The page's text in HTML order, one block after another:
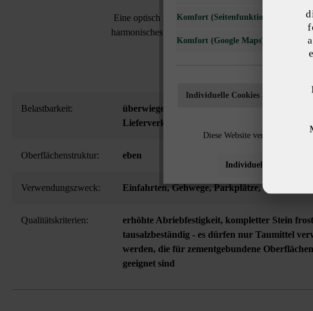
Eine optisch zurückhaltende Flächenbefestigung
harmonisches geometrisches Muster auf Einfahrten
passt
Belastbarkeit:
überwiegend Pkw-Nutzung mit gelegentlichem
Lieferverkehr bis 7,5 t
Oberflächenstruktur: eben
Verwendungszweck: Einfahrten, Gehwege, Parkplätze, öffentliche
Qualitätskriterien: erhöhte Abriebfestigkeit, kompletter Stein
tausalzbeständig - es dürfen nur Taumittel
werden, die für zementgebundene Oberflächen
geeignet sind
Komfort (Seitenfunktionalität)
Komfort (Google Maps)
Individuelle Cookies akzeptieren
Diese Website verwendet
Individuelle